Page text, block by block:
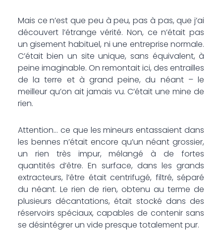
Mais ce n’est que peu à peu, pas à pas, que j’ai
découvert l’étrange vérité. Non, ce n’était pas
un gisement habituel, ni une entreprise normale.
C’était bien un site unique, sans équivalent, à
peine imaginable. On remontait ici, des entrailles
de la terre et à grand peine, du néant – le
meilleur qu’on ait jamais vu. C’était une mine de
rien.
Attention… ce que les mineurs entassaient dans
les bennes n’était encore qu’un néant grossier,
un rien très impur, mélangé à de fortes
quantités d’être. En surface, dans les grands
extracteurs, l’être était centrifugé, filtré, séparé
du néant. Le rien de rien, obtenu au terme de
plusieurs décantations, était stocké dans des
réservoirs spéciaux, capables de contenir sans
se désintégrer un vide presque totalement pur.